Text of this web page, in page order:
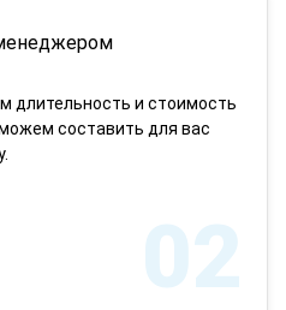
длительность и стоимость
составить для вас
02